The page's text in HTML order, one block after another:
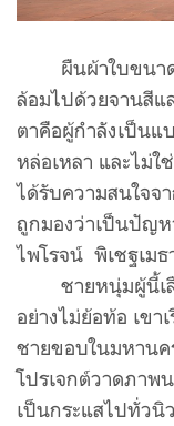
ผืนผ้าใบขนา
ล้อมไปด้วยจานสีแ
ตาคือผู้กำลังเป็นแ
หล่อเหลา และไม่
ได้รับความสนใจจ
ถูกมองว่าเป็นปัญ
ไพโรจน์ พิเชฐเมธ
ชายหนุ่มผู้นี้เ
อย่างไม่ย้อท้อ เข
ชายขอบในมหานค
โปรเจกต์วาดภาพ
เป็นกระแสไปทั่วนิ